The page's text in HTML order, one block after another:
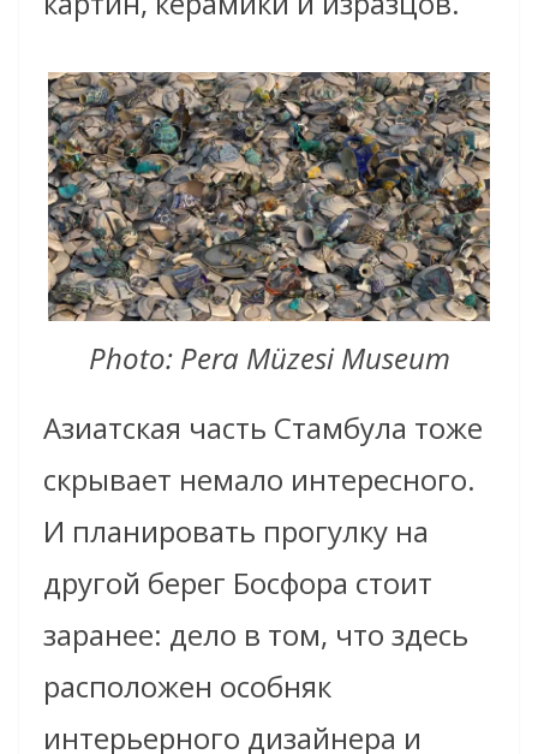
Photo: Pera Müzesi Museum
Азиатская часть Стамбула тоже
скрывает немало интересного.
И планировать прогулку на
другой берег Босфора стоит
заранее: дело в том, что здесь
расположен особняк
интерьерного дизайнера и